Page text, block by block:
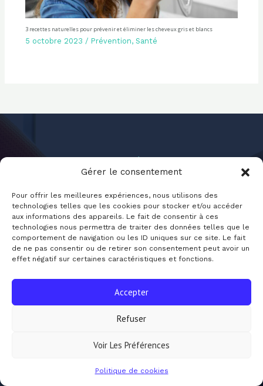
Gérer le consentement
Pour offrir les meilleures expériences, nous utilisons des
technologies telles que les cookies pour stocker et/ou accéder
aux informations des appareils. Le fait de consentir à ces
technologies nous permettra de traiter des données telles que le
comportement de navigation ou les ID uniques sur ce site. Le fait
de ne pas consentir ou de retirer son consentement peut avoir un
effet négatif sur certaines caractéristiques et fonctions.
Accepter
Refuser
Voir Les Préférences
Politique de cookies
3 recettes naturelles pour prévenir et éliminer les cheveux gris et blancs
5 octobre 2023 / Prévention, Santé
Jounal-Sante.fr
Copyright © 2026 Journal Santé
Contact